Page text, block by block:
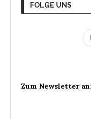
FOLGE UNS
Zum Newsletter